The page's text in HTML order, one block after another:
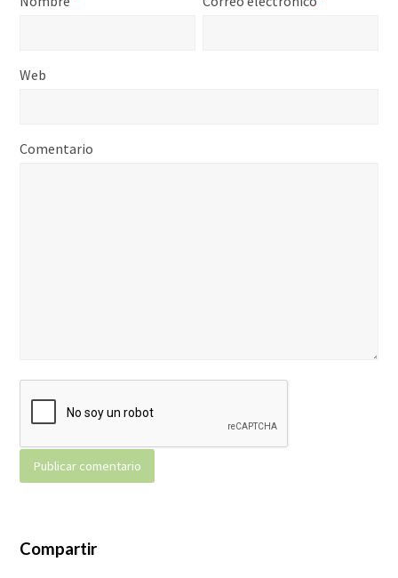
Web
Comentario
Compartir